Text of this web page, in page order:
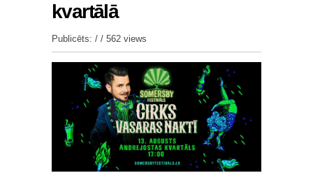
kvartālā
Publicēts: / / 562 views